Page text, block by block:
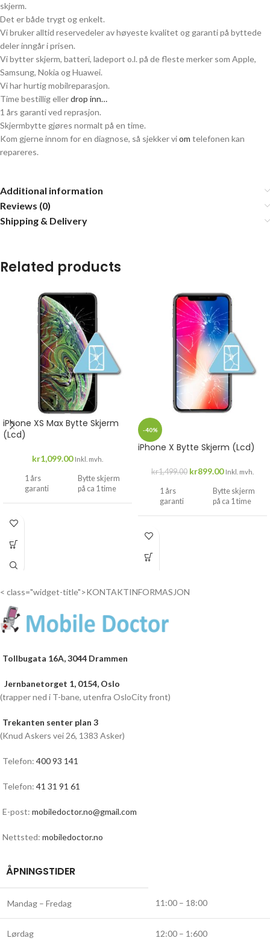
skjerm.
Det er både trygt og enkelt.
Vi bruker alltid reservedeler av høyeste kvalitet og garanti på byttede
deler inngår i prisen.
Vi bytter skjerm, batteri, ladeport o.l. på de fleste merker som Apple,
Samsung, Nokia og Huawei.
Vi har hurtig mobilreparasjon.
Time bestillig ellerdrop inn…
1 års garanti ved reprasjon.
Skjermbytte gjøres normalt på en time.
Kom gjerne innom for en diagnose, så sjekker viom telefonen kan
repareres.
Additional information
Reviews (0)
Shipping & Delivery
Related products
iPhone XS Max Bytte Skjerm
(Lcd)
kr1,099.00 Inkl. mvh.
1 års
garanti
Bytte skjerm
på ca 1 time
-40%
iPhone X Bytte Skjerm (Lcd)
kr1,499.00 kr899.00 Inkl. mvh.
1 års
garanti
Bytte skjerm
på ca 1 time
< class="widget-title">KONTAKTINFORMASJON
Tollbugata 16A, 3044 Drammen
Jernbanetorget 1, 0154, Oslo
(trapper ned i T-bane, utenfra OsloCity front)
Trekanten senter plan 3
(Knud Askers vei 26, 1383 Asker)
Telefon: 400 93 141
Telefon: 41 31 91 61
E-post: mobiledoctor.no@gmail.com
Nettsted: mobiledoctor.no
ÅPNINGSTIDER
Mandag – Fredag 11:00 – 18:00
Lørdag 12:00 – 1:600